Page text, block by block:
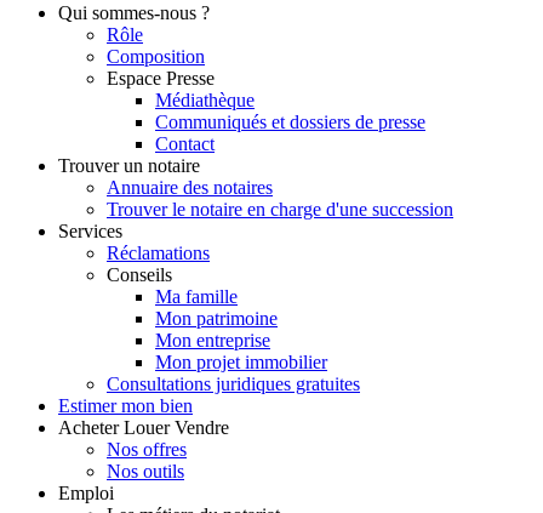
Qui sommes-nous ?
Rôle
Composition
Espace Presse
Médiathèque
Communiqués et dossiers de presse
Contact
Trouver un notaire
Annuaire des notaires
Trouver le notaire en charge d'une succession
Services
Réclamations
Conseils
Ma famille
Mon patrimoine
Mon entreprise
Mon projet immobilier
Consultations juridiques gratuites
Estimer mon bien
Acheter Louer Vendre
Nos offres
Nos outils
Emploi